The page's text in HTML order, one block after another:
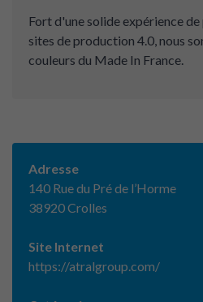
Fort d'une solide expérience de
sites de production 4.0, nous
couleurs du Made In France.
Adresse
140 Rue du Pré de l’Horme
38920 Crolles
Site Internet
https://atralgroup.com/